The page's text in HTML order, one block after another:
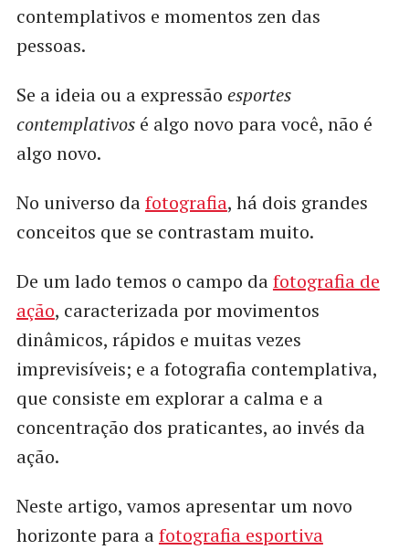
contemplativos e momentos zen das
pessoas.
Se a ideia ou a expressão esportes
contemplativosé algo novo para você, não é
algo novo.
No universo dafotografia, há dois grandes
conceitos que se contrastam muito.
De um lado temos o campo dafotografia de
ação, caracterizada por movimentos
dinâmicos, rápidos e muitas vezes
imprevisíveis; e a fotografia contemplativa,
que consiste em explorar a calma e a
concentração dos praticantes, ao invés da
ação.
Neste artigo, vamos apresentar um novo
horizonte para afotografia esportiva